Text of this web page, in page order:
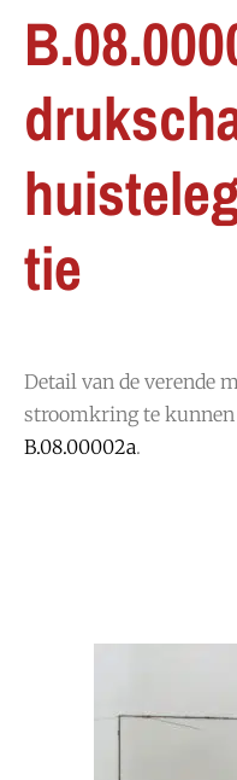
tie
Detail van de verende
stroomkring te
B.08.00002a.